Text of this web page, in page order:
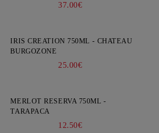
37.00€
IRIS CREATION 750ML - CHATEAU
BURGOZONE
25.00€
MERLOT RESERVA 750ML -
TARAPACA
12.50€